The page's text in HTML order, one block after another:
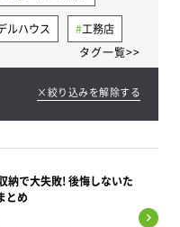
ルハウス 工務店
太陽光発電
キッチン
収納 リビング
タグ一覧>>
×絞り込みを解除する
収納で大失敗! 後悔しないた
とめ